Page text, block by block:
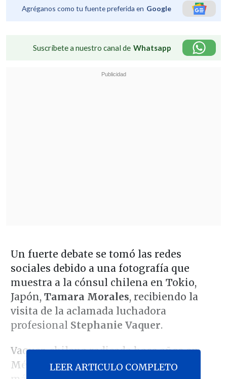
Agréganos como tu fuente preferida en Google
Suscríbete a nuestro canal de Whatsapp
Un fuerte debate se tomó las redes
sociales debido a una fotografía que
muestra a la cónsul chilena en Tokio,
Japón, Tamara Morales, recibiendo la
visita de la aclamada luchadora
profesional Stephanie Vaquer.
Vaquer, chilena radicada hace años en
México, donde triunfa en la compañía
LEER ARTICULO COMPLETO